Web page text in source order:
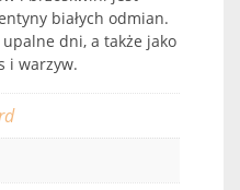
białych odmian.
dni, a także jako
i warzyw.